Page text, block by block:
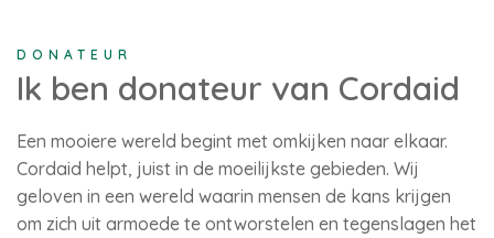
Ik ben donateur van Cordaid
DONATEUR
Een mooiere wereld begint met omkijken naar elkaar.
Cordaid helpt, juist in de moeilijkste gebieden. Wij
geloven in een wereld waarin mensen de kans krijgen
om zich uit armoede te ontworstelen en tegenslagen het